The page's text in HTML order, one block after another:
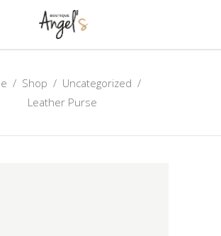
/ Shop / Uncategorized /
Leather Purse